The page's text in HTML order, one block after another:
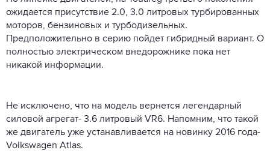
ожидается присутствие 2.0, 3.0 литровых турбированных
моторов, бензиновых и турбодизельных.
Предположительно в серию пойдет гибридный вариант. О
полностью электрическом внедорожнике пока нет
никакой информации.
Не исключено, что на модель вернется легендарный
силовой агрегат- 3.6 литровый VR6. Напомним, что такой
же двигатель уже устанавливается на новинку 2016 года-
Volkswagen Atlas.